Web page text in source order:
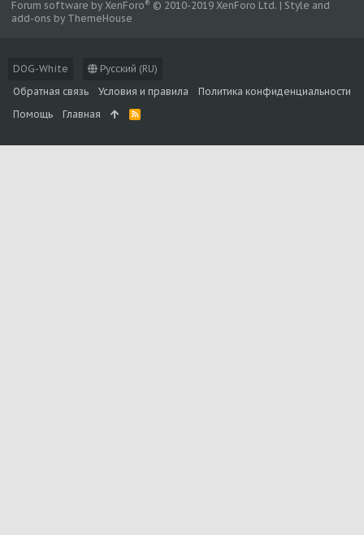
DOG-White
Русский (RU)
Обратная связь
Условия и правила
Политика конфиденциальности
Помощь
Главная
R
Forum software by XenForo® © 2010-2019 XenForo Ltd. | Style and
add-ons by ThemeHouse